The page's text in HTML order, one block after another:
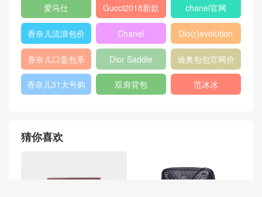
爱马仕
Gucci2018新款
女包
chanel官网
香奈儿流浪包价
格
Chanel
Gabrielle小号流
浪包
Dio(r)evolution
香奈儿口盖包系
列
Dior Saddle
Bag
迪奥包包官网价
格
香奈儿31大号购
双肩背包 范冰冰
猜你喜欢